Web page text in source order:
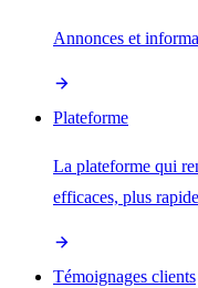
Annonces et
Plateforme
La plateforme qui
efficaces, plus
Témoignages clients